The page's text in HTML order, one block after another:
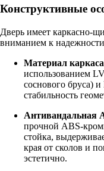
Конструктивные
Дверь имеет каркасно-
вниманием к
Материал
использованием
соснового бруса)
стабильность
Антивандальная
прочной ABS-
стойка,
края от сколов и
эстетично.